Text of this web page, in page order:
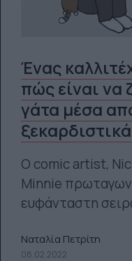
Ένας
πώς είναι να
γάτα μέσα
Ο comic artist,
Minnie
ευφάνταστη
Ναταλία Πετρίτη
08.02.2022